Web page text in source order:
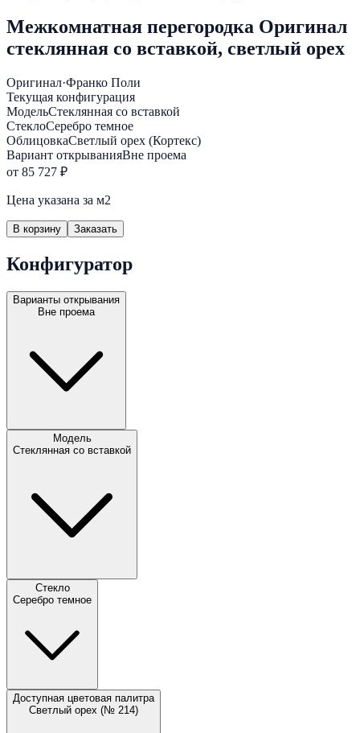
Межкомнатная перегородка Оригинал
стеклянная со вставкой, светлый орех
Оригинал·Франко Поли
Текущая конфигурация
МодельСтеклянная со вставкой
СтеклоСеребро темное
ОблицовкаСветлый орех (Кортекс)
Вариант открыванияВне проема
от 85 727 ₽
Цена указана за м2
В корзину Заказать
Конфигуратор
Варианты открывания
Вне проема
Модель
Стеклянная со вставкой
Стекло
Серебро темное
Доступная цветовая палитра
Светлый орех (№ 214)